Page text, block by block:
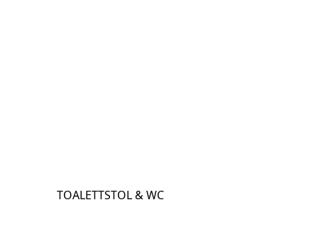
TOALETTSTOL & WC